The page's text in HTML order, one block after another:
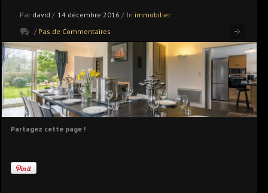
Par david / 14 décembre 2016 / In immobilier
/ Pas de Commentaires
Partagez cette page !